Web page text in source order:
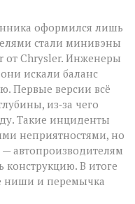
оформился лишь
стали минивэны
от Chrysler. Инженеры
искали баланс
Первые версии всё
из‑за чего
Такие инциденты
неприятностями, но
автопроизводителям
конструкцию. В итоге
ниши и перемычка